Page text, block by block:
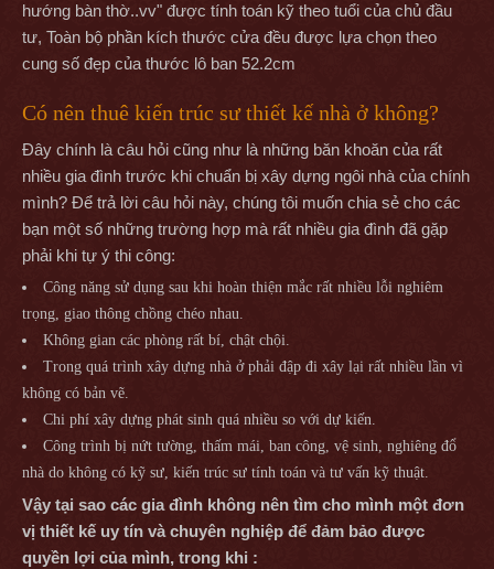
hướng bàn thờ..vv" được tính toán kỹ theo tuổi của chủ đầu
tư, Toàn bộ phần kích thước cửa đều được lựa chọn theo
cung số đẹp của thước lô ban 52.2cm
Có nên thuê kiến trúc sư thiết kế nhà ở không?
Đây chính là câu hỏi cũng như là những băn khoăn của rất
nhiều gia đình trước khi chuẩn bị xây dựng ngôi nhà của chính
mình? Để trả lời câu hỏi này, chúng tôi muốn chia sẻ cho các
bạn một số những trường hợp mà rất nhiều gia đình đã gặp
phải khi tự ý thi công:
Công năng sử dụng sau khi hoàn thiện mắc rất nhiều lỗi nghiêm
trọng, giao thông chồng chéo nhau.
Không gian các phòng rất bí, chật chội.
Trong quá trình xây dựng nhà ở phải đập đi xây lại rất nhiều lần vì
không có bản vẽ.
Chi phí xây dựng phát sinh quá nhiều so với dự kiến.
Công trình bị nứt tường, thấm mái, ban công, vệ sinh, nghiêng đổ
nhà do không có kỹ sư, kiến trúc sư tính toán và tư vấn kỹ thuật.
Vậy tại sao các gia đình không nên tìm cho mình một đơn
vị thiết kế uy tín và chuyên nghiệp để đảm bảo được
quyền lợi của mình, trong khi :